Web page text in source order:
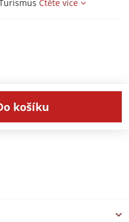
Čtěte více
Do košíku